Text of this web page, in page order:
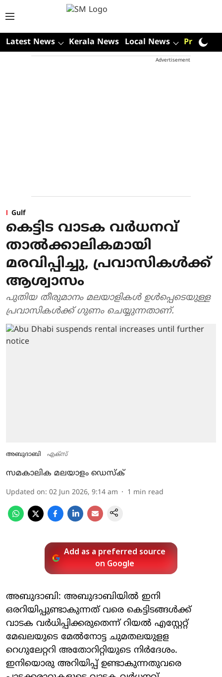
Latest News Kerala News Local News Premium
Advertisement
Gulf
കെട്ടിട വാടക വര്‍ധനവ്
താല്‍ക്കാലികമായി
മരവിപ്പിച്ചു, പ്രവാസികള്‍ക്ക്
ആശ്വാസം
പുതിയ തീരുമാനം മലയാളികള്‍ ഉള്‍പ്പെടെയുള്ള
പ്രവാസികള്‍ക്ക് ഗുണം ചെയ്യുന്നതാണ്.
അബുദാബി എക്‌സ്
സമകാലിക മലയാളം ഡെസ്ക്
Updated on: 02 Jun 2026, 9:14 am 1 min read
Add as a preferred source
on Google
അബുദാബി: അബുദാബിയില്‍ ഇനി
ഒരറിയിപ്പുണ്ടാകുന്നത് വരെ കെട്ടിടങ്ങള്‍ക്ക്
വാടക വര്‍ധിപ്പിക്കരുതെന്ന് റിയല്‍ എസ്റ്റേറ്റ്
മേഖലയുടെ മേല്‍നോട്ട ചുമതലയുളള
റെഗുലേറ്ററി അതോറിറ്റിയുടെ നിര്‍ദേശം.
ഇനിയൊരു അറിയിപ്പ് ഉണ്ടാകുന്നതുവരെ